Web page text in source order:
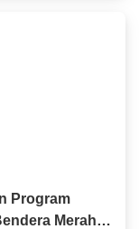
Program
Merah